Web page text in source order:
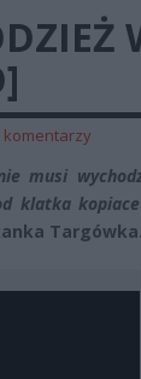
komentarzy
musi
klatka
Targówka.